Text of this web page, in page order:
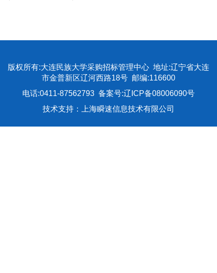
版权所有:大连民族大学采购招标管理中心 地址:辽宁省大连
市金普新区辽河西路18号 邮编:116600
电话:0411-87562793 备案号:辽ICP备08006090号
技术支持：上海瞬速信息技术有限公司